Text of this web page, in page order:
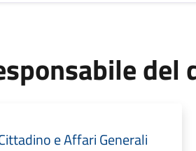
del
e Affari Generali